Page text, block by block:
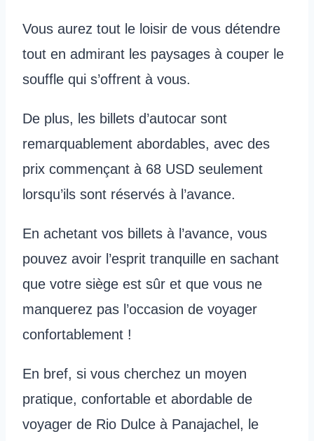
Vous aurez tout le loisir de vous détendre
tout en admirant les paysages à couper le
souffle qui s’offrent à vous.
De plus, les billets d’autocar sont
remarquablement abordables, avec des
prix commençant à 68 USD seulement
lorsqu’ils sont réservés à l’avance.
En achetant vos billets à l’avance, vous
pouvez avoir l’esprit tranquille en sachant
que votre siège est sûr et que vous ne
manquerez pas l’occasion de voyager
confortablement !
En bref, si vous cherchez un moyen
pratique, confortable et abordable de
voyager de Rio Dulce à Panajachel, le